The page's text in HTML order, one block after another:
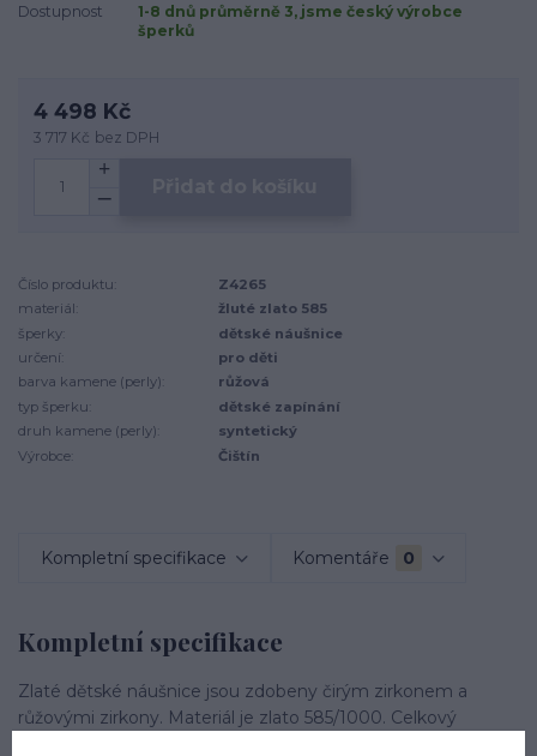
Dostupnost
1-8 dnů průměrně 3, jsme český výrobce
šperků
4 498 Kč
3 717 Kč bez DPH
Číslo produktu:
Z4265
materiál:
žluté zlato 585
šperky:
dětské náušnice
určení:
pro děti
barva kamene (perly):
růžová
typ šperku:
dětské zapínání
druh kamene (perly):
syntetický
Výrobce:
Čištín
Kompletní specifikace Komentáře 0
Kompletní specifikace
Zlaté dětské náušnice jsou zdobeny čirým zirkonem a
růžovými zirkony. Materiál je zlato 585/1000. Celkový